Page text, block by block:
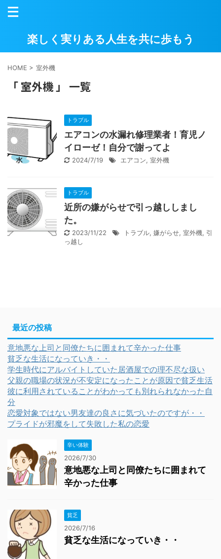
楽しく実りある人生を共に歩もう
HOME > 室外機
「 室外機 」 一覧
トラブル
エアコンの水漏れ修理業者！育児ノ
イローゼ！自分で謝ってよ
2024/7/19 エアコン, 室外機
トラブル
近所の嫌がらせで引っ越ししまし
た。
2023/11/22 トラブル, 嫌がらせ, 室外機, 引
っ越し
最近の投稿
意地悪な上司と同僚たちに囲まれて辛かった仕事
貧乏な生活になっていき・・
学生時代にアルバイトしていた居酒屋での理不尽な扱い
父親の職場の状況が不安定になったことが原因で貧乏生活
彼に利用されていることがわかっても別れられなかった自
分
恋愛対象ではない男友達の良さに気づいたのですが・・
プライドが邪魔をして失敗した私の恋愛
辛い体験
2026/7/30
意地悪な上司と同僚たちに囲まれて
辛かった仕事
貧乏
2026/7/16
貧乏な生活になっていき・・